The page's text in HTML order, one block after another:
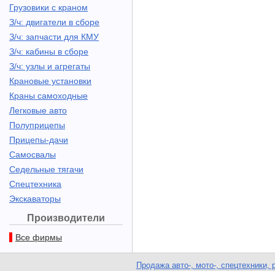
Грузовики с краном
З/ч: двигатели в сборе
З/ч: запчасти для КМУ
З/ч: кабины в сборе
З/ч: узлы и агрегаты
Крановые установки
Краны самоходные
Легковые авто
Полуприцепы
Прицепы-дачи
Самосвалы
Седельные тягачи
Спецтехника
Экскаваторы
Производители
Все фирмы
Продажа авто-, мото-, спецтехники,